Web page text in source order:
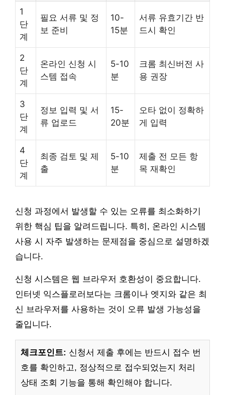
1
단
계
필요 서류 및 정
보 준비
10-
15분
서류 유효기간 반
드시 확인
2
단
계
온라인 신청 시
스템 접속
5-10
분
크롬 최신버전 사
용 권장
3
단
계
정보 입력 및 서
류 업로드
15-
20분
오타 없이 정확하
게 입력
4
단
계
최종 검토 및 제
출
5-10
분
제출 전 모든 항
목 재확인
신청 과정에서 발생할 수 있는 오류를 최소화하기
위한 핵심 팁을 알려드립니다. 특히, 온라인 시스템
사용 시 자주 발생하는 문제점을 중심으로 설명하겠
습니다.
신청 시스템은 웹 브라우저 호환성이 중요합니다.
인터넷 익스플로러보다는 크롬이나 엣지와 같은 최
신 브라우저를 사용하는 것이 오류 발생 가능성을
줄입니다.
체크포인트: 신청서 제출 후에는 반드시 접수 번
호를 확인하고, 정상적으로 접수되었는지 처리
상태 조회 기능을 통해 확인해야 합니다.